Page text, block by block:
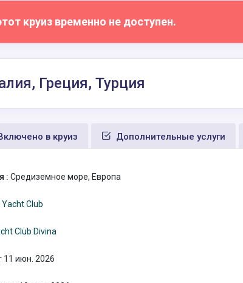
круиз временно не доступен.
Греция, Турция
в круиз Дополнительные услуги
: Средиземное море, Европа
Yacht Club
Club Divina
11 июн. 2026